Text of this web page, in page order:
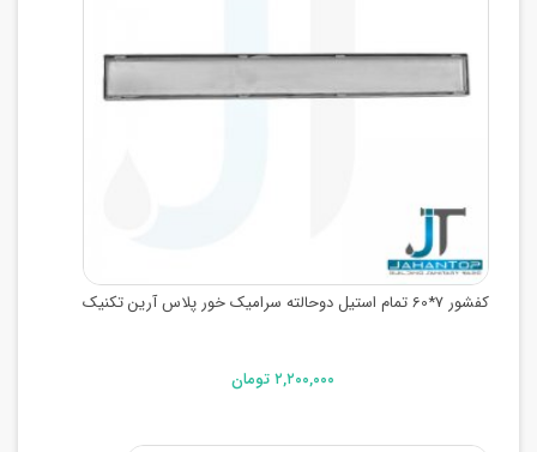
کفشور 7*60 تمام استیل دوحالته سرامیک خور پلاس آرین تکنیک
۲,۲۰۰,۰۰۰ تومان